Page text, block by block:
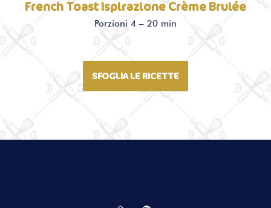
French Toast Ispirazione Crème Brulée
Porzioni 4 – 20 min
SFOGLIA LE RICETTE